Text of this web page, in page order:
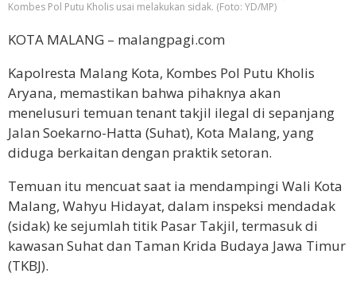
Kombes Pol Putu Kholis usai melakukan sidak. (Foto: YD/MP)
KOTA MALANG – malangpagi.com
Kapolresta Malang Kota, Kombes Pol Putu Kholis
Aryana, memastikan bahwa pihaknya akan
menelusuri temuan tenant takjil ilegal di sepanjang
Jalan Soekarno-Hatta (Suhat), Kota Malang, yang
diduga berkaitan dengan praktik setoran.
Temuan itu mencuat saat ia mendampingi Wali Kota
Malang, Wahyu Hidayat, dalam inspeksi mendadak
(sidak) ke sejumlah titik Pasar Takjil, termasuk di
kawasan Suhat dan Taman Krida Budaya Jawa Timur
(TKBJ).